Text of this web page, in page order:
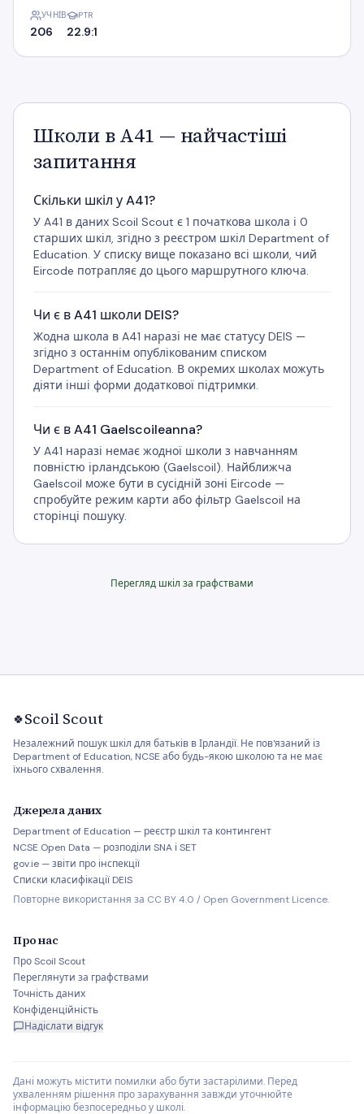
УЧНІВ
206
PTR
22.9:1
Школи в A41 — найчастіші
запитання
Скільки шкіл у A41?
У A41 в даних Scoil Scout є 1 початкова школа і 0
старших шкіл, згідно з реєстром шкіл Department of
Education. У списку вище показано всі школи, чий
Eircode потрапляє до цього маршрутного ключа.
Чи є в A41 школи DEIS?
Жодна школа в A41 наразі не має статусу DEIS —
згідно з останнім опублікованим списком
Department of Education. В окремих школах можуть
діяти інші форми додаткової підтримки.
Чи є в A41 Gaelscoileanna?
У A41 наразі немає жодної школи з навчанням
повністю ірландською (Gaelscoil). Найближча
Gaelscoil може бути в сусідній зоні Eircode —
спробуйте режим карти або фільтр Gaelscoil на
сторінці пошуку.
Перегляд шкіл за графствами
🍀Scoil Scout
Незалежний пошук шкіл для батьків в Ірландії. Не пов'язаний із
Department of Education, NCSE або будь-якою школою та не має
їхнього схвалення.
Джерела даних
Department of Education — реєстр шкіл та контингент
NCSE Open Data — розподіли SNA і SET
gov.ie — звіти про інспекції
Списки класифікації DEIS
Повторне використання за CC BY 4.0 / Open Government Licence.
Про нас
Про Scoil Scout
Переглянути за графствами
Точність даних
Конфіденційність
Надіслати відгук
Дані можуть містити помилки або бути застарілими. Перед
ухваленням рішення про зарахування завжди уточнюйте
інформацію безпосередньо у школі.